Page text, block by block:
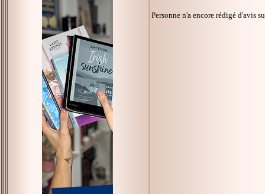
Personne n'a encore rédigé d'avis